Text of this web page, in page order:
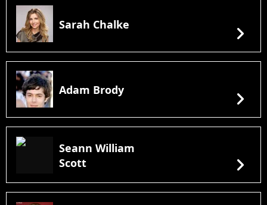
Sarah Chalke chevron_right
Adam Brody chevron_right
Seann William
Scott
chevron_right